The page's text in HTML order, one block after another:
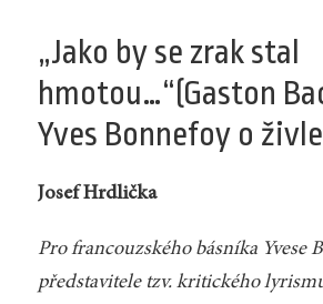
„Jako by se zrak stal
hmotou…“(Gaston
Yves Bonnefoy o
Josef Hrdlička
Pro francouzského básníka Yvese
představitele tzv. kritického